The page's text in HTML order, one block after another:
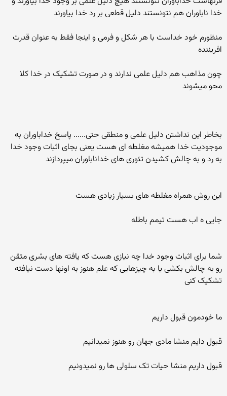
خدا ناباوران هم نتونستند دلیل قطعی بر رد خدا بیاورند
منظورم خود خداست با هر شکل و فرمی و اینجا فقط به عنوان قدرت
افریننده
چون مذاهب هم دلیل علمی ندارند و در صورت تشکیک در خدا کلا
محو میشوند
بخاطر این نداشتن دلیل علمی و منطقی حتی...... پاسخ خداباوران به
موجودیت خدا همیشه مغلطه ای هست یعنی بجای اثبات وجود خدا
به رد و به چالش کشیدن تئوری های خداناباوران میپردازند
این روش همراه مغلطه های بسیار زیادی هست
جایی ه اب هست تیمم باطله
شما برای اثبات وجود خدا چه نیازی هست که یافته های بشری متقن
رو به چالش بکشی یا به چیزهایی که علم هنوز به اونها دست نیافته
تشکیک کنی
ما خودمون قبول داریم
قبول دایم منشا مادی جهان رو هنوز نمیدانیم
قبول داریم منشا حیات تک سلولی ها رو نمیدونیم